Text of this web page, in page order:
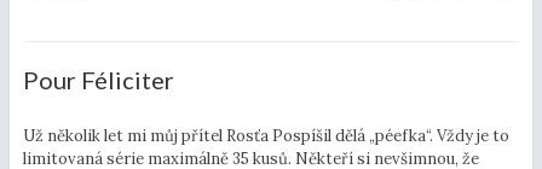
Pour Féliciter
Už několik let mi můj přítel Rosťa Pospíšil dělá „péefka“. Vždy je to
limitovaná série maximálně 35 kusů. Někteří si nevšimnou, že